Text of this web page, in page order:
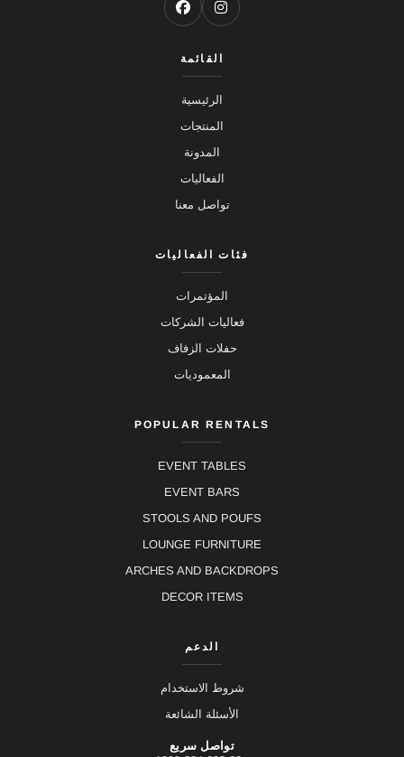
القائمة
الرئيسية
المنتجات
المدونة
الفعاليات
تواصل معنا
فئات الفعاليات
المؤتمرات
فعاليات الشركات
حفلات الزفاف
المعموديات
POPULAR RENTALS
EVENT TABLES
EVENT BARS
STOOLS AND POUFS
LOUNGE FURNITURE
ARCHES AND BACKDROPS
DECOR ITEMS
الدعم
شروط الاستخدام
الأسئلة الشائعة
تواصل سريع